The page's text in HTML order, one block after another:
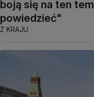
boją się na ten
powiedzieć"
Z KRAJU